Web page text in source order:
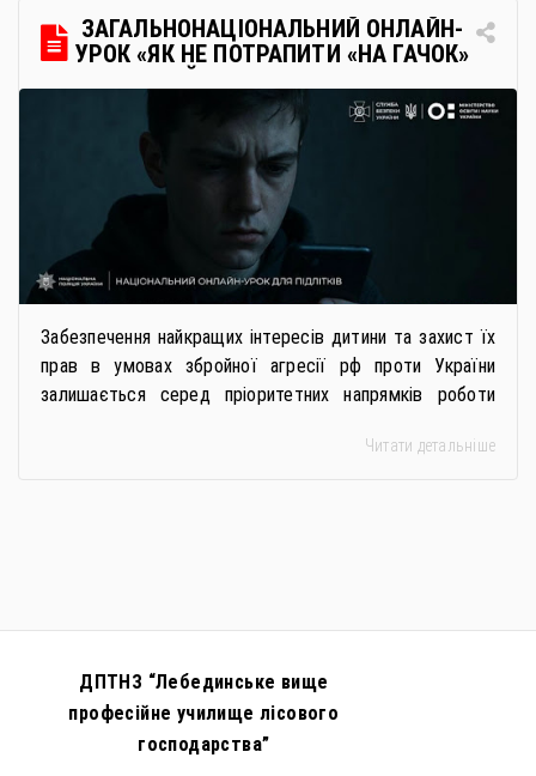
передбачає: Скористатися цією процедурою […]
ЗАГАЛЬНОНАЦІОНАЛЬНИЙ ОНЛАЙН-
УРОК «ЯК НЕ ПОТРАПИТИ «НА ГАЧОК»
РОСІЙСЬКИХ СПЕЦСЛУЖБ
Забезпечення найкращих інтересів дитини та захист їх
прав в умовах збройної агресії рф проти України
залишається серед пріоритетних напрямків роботи
застосовується метод використання дітей у
Читати детальніше
ДПТНЗ “Лебединське вище
професійне училище лісового
господарства”